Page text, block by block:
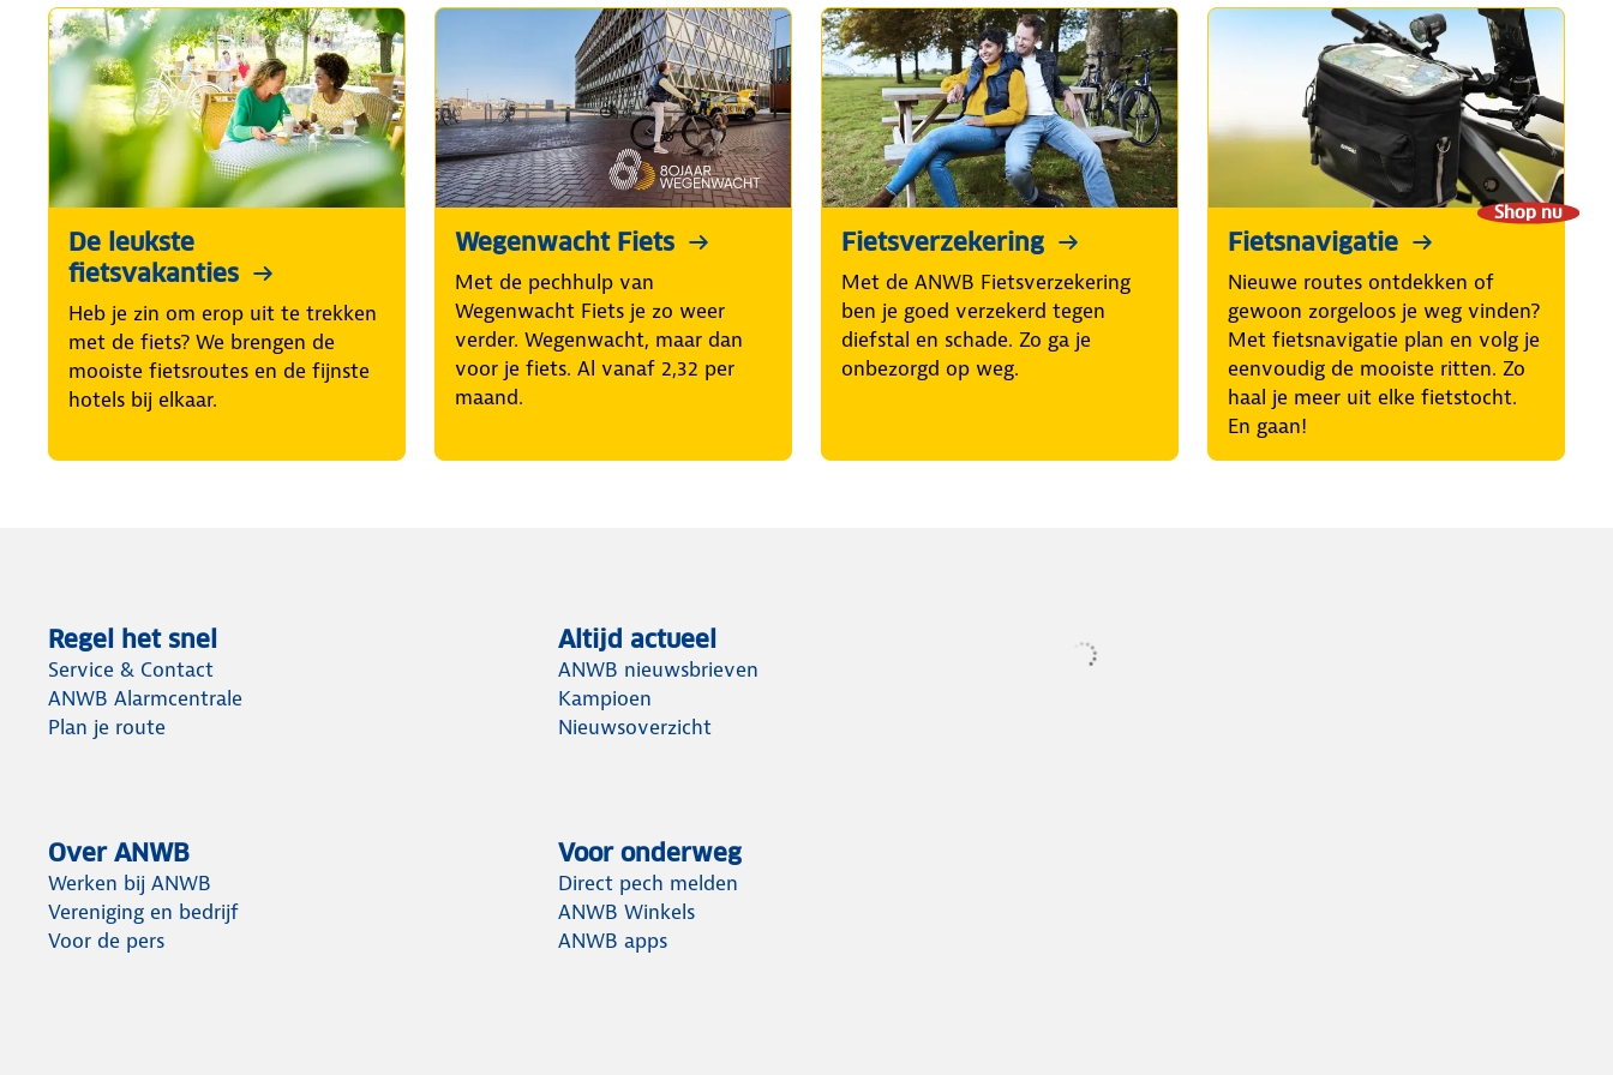
De leukste
fietsvakanties
Heb je zin om erop uit te trekken
met de fiets? We brengen de
mooiste fietsroutes en de fijnste
hotels bij elkaar.
Wegenwacht Fiets
Met de pechhulp van
Wegenwacht Fiets je zo weer
verder. Wegenwacht, maar dan
voor je fiets. Al vanaf 2,32 per
maand.
Fietsverzekering
Met de ANWB Fietsverzekering
ben je goed verzekerd tegen
diefstal en schade. Zo ga je
onbezorgd op weg.
Shop nu
Fietsnavigatie
Nieuwe routes ontdekken of
gewoon zorgeloos je weg vinden?
Met fietsnavigatie plan en volg je
eenvoudig de mooiste ritten. Zo
haal je meer uit elke fietstocht.
En gaan!
Regel het snel
Service & Contact
ANWB Alarmcentrale
Plan je route
Altijd actueel
ANWB nieuwsbrieven
Kampioen
Nieuwsoverzicht
Over ANWB
Werken bij ANWB
Vereniging en bedrijf
Voor de pers
Voor onderweg
Direct pech melden
ANWB Winkels
ANWB apps